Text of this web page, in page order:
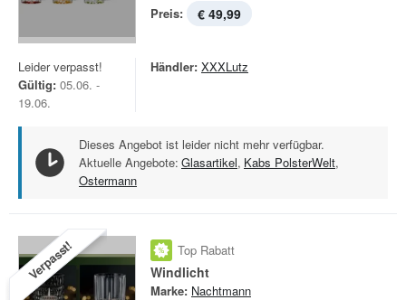
Preis: € 49,99
Leider verpasst!
Gültig: 05.06. -
19.06.
Händler: XXXLutz
Dieses Angebot ist leider nicht mehr verfügbar.
Aktuelle Angebote: Glasartikel, Kabs PolsterWelt,
Ostermann
Verpasst! Top Rabatt
Windlicht
Marke: Nachtmann